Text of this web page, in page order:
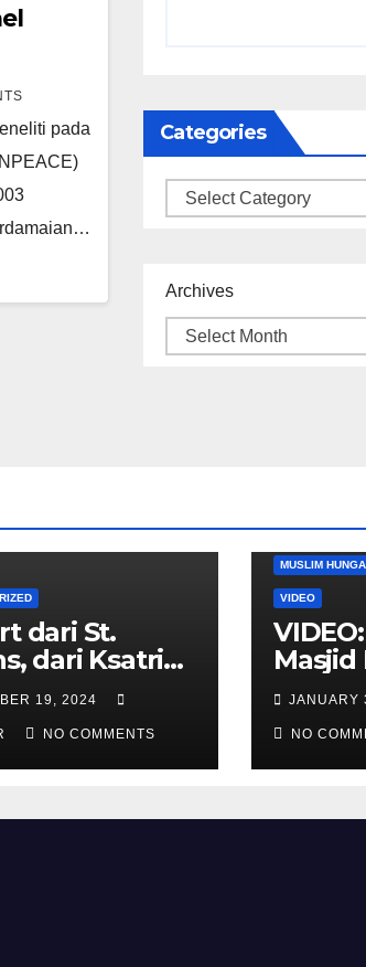
pada
Categories
Categories
Archives
dari St.
dari Ksatria
Menjadi
Pasukan
Kembali
19, 2024
NO COMMENTS
DUNIA BARAT
MUSLIM
VIDEO
Masjid
Pecs,
JANUARY
NO